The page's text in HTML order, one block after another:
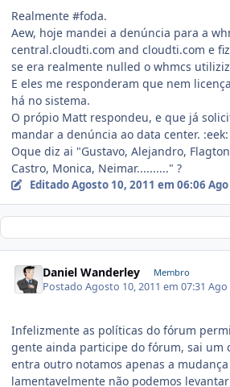
Realmente #foda.
Aew, hoje mandei a denúncia para a
central.cloudti.com and cloudti.com e
se era realmente nulled o whmcs
E eles me responderam que nem
há no sistema.
O própio Matt respondeu, e que já
mandar a denúncia ao data center. :eek:
Oque diz ai "Gustavo, Alejandro,
Castro, Monica, Neimar.........." ?
EditadoAgosto 10, 2011 em 06:06
Daniel Wanderley Membro
PostadoAgosto 10, 2011 em 07:31Ago
Infelizmente as políticas do fórum
gente ainda participe do fórum, sai um
entra outro notamos apenas a
lamentavelmente não podemos